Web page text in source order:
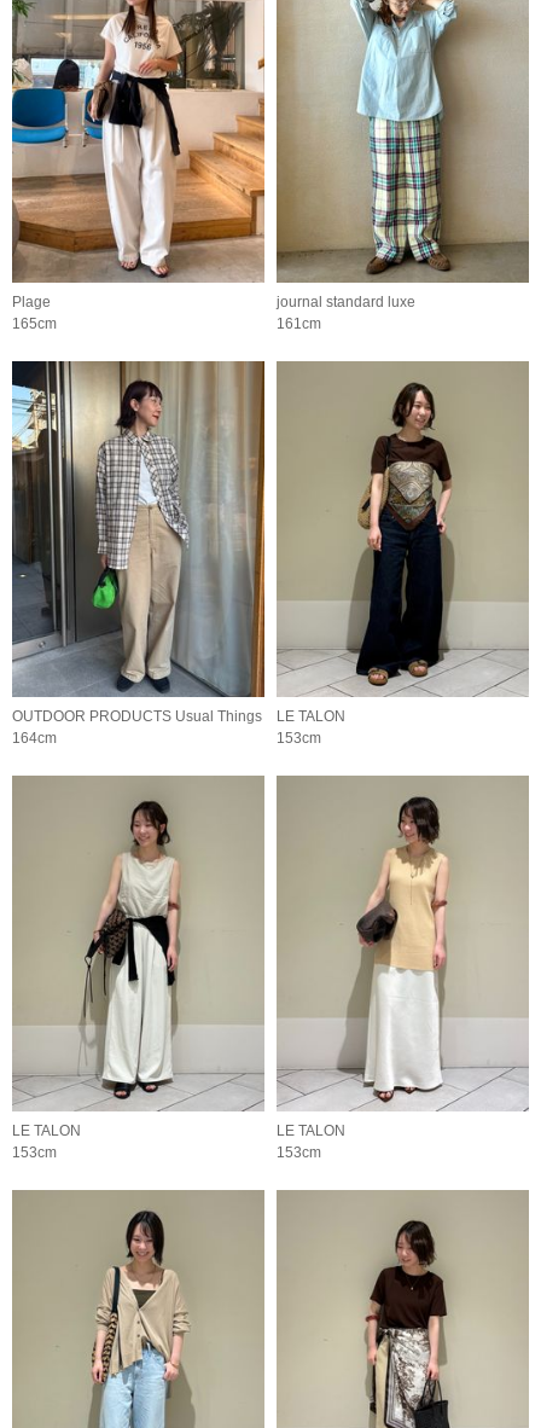
Plage
165cm
journal standard luxe
161cm
OUTDOOR PRODUCTS Usual Things
164cm
LE TALON
153cm
LE TALON
153cm
LE TALON
153cm